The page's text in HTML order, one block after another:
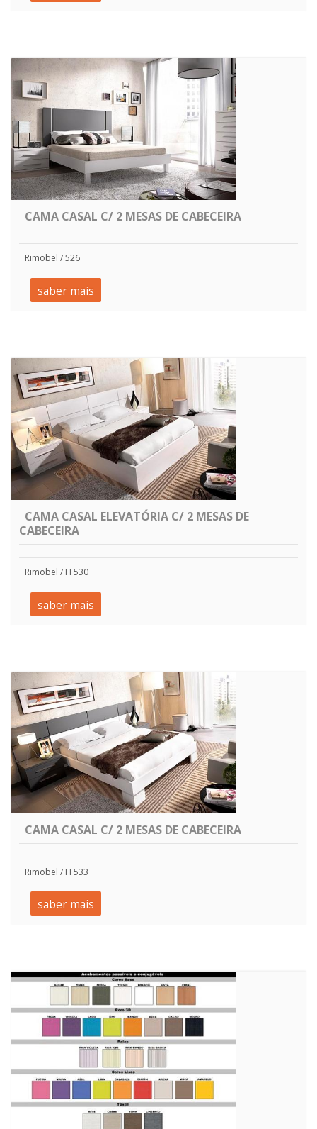
CAMA CASAL C/ 2 MESAS DE CABECEIRA
Rimobel / 526
saber mais
CAMA CASAL ELEVATÓRIA C/ 2 MESAS DE
CABECEIRA
Rimobel / H 530
saber mais
CAMA CASAL C/ 2 MESAS DE CABECEIRA
Rimobel / H 533
saber mais